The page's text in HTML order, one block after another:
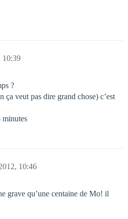
10:39
?
ça veut pas dire grand chose) c’est
minutes
10:46
grave qu’une centaine de Mo! il